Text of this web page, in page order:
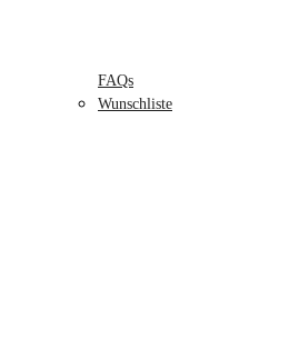
FAQs
Wunschliste